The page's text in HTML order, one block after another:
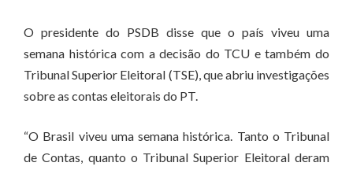
O presidente do PSDB disse que o país viveu uma
semana histórica com a decisão do TCU e também do
Tribunal Superior Eleitoral (TSE), que abriu investigações
sobre as contas eleitorais do PT.
“O Brasil viveu uma semana histórica. Tanto o Tribunal
de Contas, quanto o Tribunal Superior Eleitoral deram